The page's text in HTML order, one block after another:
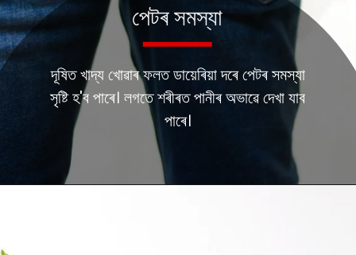
দূষিত খাদ্য খোৱাৰ ফলত ডায়েৰিয়া দৰে পেটৰ সমস্যা
সৃষ্টি হ'ব পাৰে। লগতে শৰীৰত পানীৰ অভাৱে দেখা যাব
পাৰে।
পেটৰ সমস্যা